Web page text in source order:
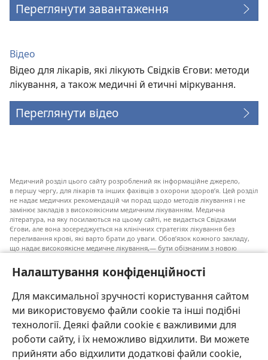
Налаштування конфіденційності
Для максимальної зручності користування сайтом
ми використовуємо файли cookie та інші подібні
технології. Деякі файли cookie є важливими для
роботи сайту, і їх неможливо відхилити. Ви можете
прийняти або відхилити додаткові файли cookie,
Переглянути завантаження
Відео
Відео для лікарів, які лікують Свідків Єгови: методи
лікування, а також медичні й етичні міркування.
Переглянути відео
Медичний розділ цього сайту розроблений як інформаційне джерело,
в першу чергу, для лікарів та інших фахівців з охорони здоров’я. Цей розділ
не надає медичних рекомендацій чи порад щодо методів лікування і не
замінює закладів з високоякісним медичним лікуванням. Медична
література, на яку посилаються на цьому сайті, не видається Свідками
Єгови, але вона зосереджується на клінічних стратегіях лікування без
переливання крові, які варто брати до уваги. Обов’язок кожного закладу,
що надає високоякісне медичне лікування,— бути обізнаним з новою
пацієнту приймати власні рішення згідно з його медичним станом,
побажаннями, цінностями та віруваннями. Не всі медичні стратегії, згадані
До пацієнтів: завжди шукайте порад вашого лікаря або іншого фахівця
з охорони здоров’я щодо медичних станів та лікування. Проконсультуйтеся
з лікарем, якщо відчуваєте, що ви хворі.
Послуговуватися цим сайтом можна згідно з умовами його використання.